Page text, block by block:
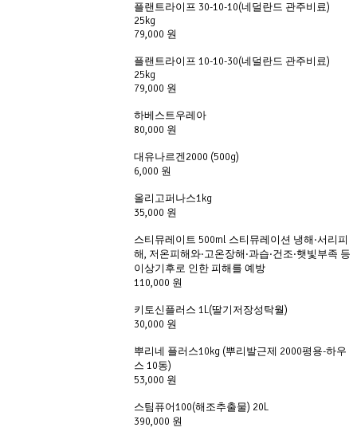
플랜트라이프 30-10-10(네덜란드 관주비료)
25kg
79,000 원
플랜트라이프 10-10-30(네덜란드 관주비료)
25kg
79,000 원
하베스트우레아
80,000 원
대유나르겐2000 (500g)
6,000 원
올리고퍼나스1kg
35,000 원
스티뮤레이트 500ml 스티뮤레이션 냉해·서리피
해, 저온피해와·고온장해·과습·건조·햇빛부족 등
이상기후로 인한 피해를 예방
110,000 원
키토신플러스 1L(딸기저장성탁월)
30,000 원
뿌리네 플러스10kg (뿌리발근제 2000평용-하우
스 10동)
53,000 원
스팀퓨어100(해조추출물) 20L
390,000 원